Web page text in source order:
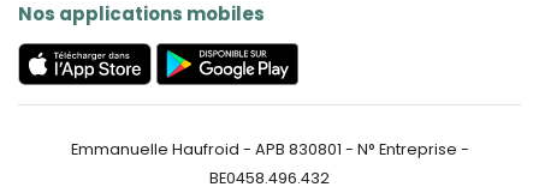
Nos applications mobiles
Emmanuelle Haufroid - APB 830801 - N° Entreprise -
BE0458.496.432